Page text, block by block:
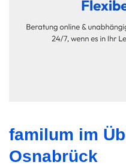
familum im
Osnabrück